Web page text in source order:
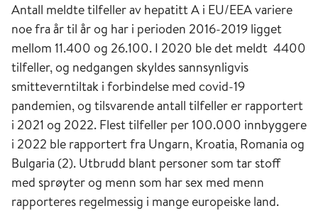
markører på gjennomgått hepatitt A, men
mange er vaksinert i forbindelse med
utenlandsreiser. Siden 1950-tallet har de fleste
tilfellene i Norge blitt importert etter opphold i
endemiske områder med enkelte
sekundærtilfeller etter hjemkomst til Norge. To
små, lokale vannbårne utbrudd er rapportert i
Norge siden 1975. Et mindre matbårent
utbrudd ble rapportert fra en oljeplattform i
Nordsjøen 2000.
Antall meldte tilfeller av hepatitt A i EU/EEA variere
noe fra år til år og har i perioden 2016-2019 ligget
mellom 11.400 og 26.100. I 2020 ble det meldt 4400
tilfeller, og nedgangen skyldes sannsynligvis
smitteverntiltak i forbindelse med covid-19
pandemien, og tilsvarende antall tilfeller er rapportert
i 2021 og 2022. Flest tilfeller per 100.000 innbyggere
i 2022 ble rapportert fra Ungarn, Kroatia, Romania og
Bulgaria (2). Utbrudd blant personer som tar stoff
med sprøyter og menn som har sex med menn
rapporteres regelmessig i mange europeiske land.